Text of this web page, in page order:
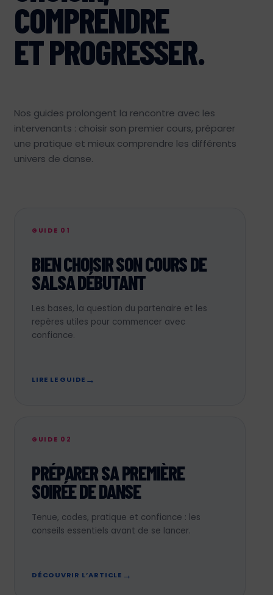
COMPRENDRE
ET PROGRESSER.
Nos guides prolongent la rencontre avec les
intervenants : choisir son premier cours, préparer
une pratique et mieux comprendre les différents
univers de danse.
GUIDE 01
BIEN CHOISIR SON COURS DE
SALSA DÉBUTANT
Les bases, la question du partenaire et les
repères utiles pour commencer avec
confiance.
LIRE LE GUIDE
GUIDE 02
PRÉPARER SA PREMIÈRE
SOIRÉE DE DANSE
Tenue, codes, pratique et confiance : les
conseils essentiels avant de se lancer.
DÉCOUVRIR L’ARTICLE